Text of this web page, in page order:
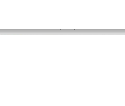
realización: 30/11/2021